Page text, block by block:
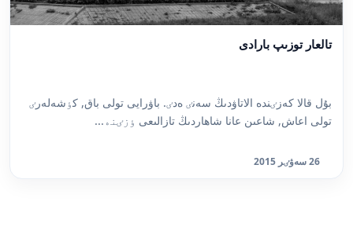
تالعار توزىپ بارادى
بۇل قالا كەزٸندە الاتاۋدىڭ سەنٸ ەدٸ. باۋرايى تولى باق, كٶشەلەرٸ
تولى اعاش, شاعىن عانا شاھاردىڭ تازالىعى ٶزٸنە...
26 سەۋٸر 2015